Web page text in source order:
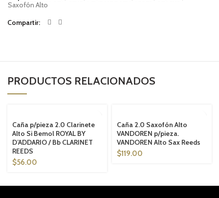
Saxofón Alto
Compartir
PRODUCTOS RELACIONADOS
Caña p/pieza 2.0 Clarinete
Alto Si Bemol ROYAL BY
D’ADDARIO / Bb CLARINET
REEDS
$56.00
Caña 2.0 Saxofón Alto
VANDOREN p/pieza.
VANDOREN Alto Sax Reeds
$119.00